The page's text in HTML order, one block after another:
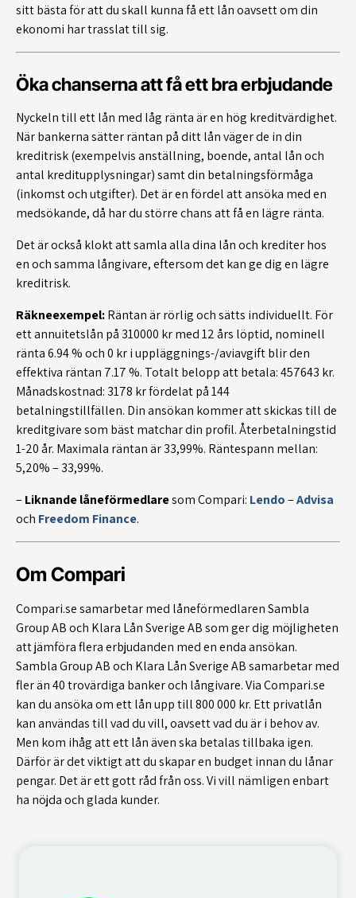
sitt bästa för att du skall kunna få ett lån oavsett om din
ekonomi har trasslat till sig.
Öka chanserna att få ett bra erbjudande
Nyckeln till ett lån med låg ränta är en hög kreditvärdighet.
När bankerna sätter räntan på ditt lån väger de in din
kreditrisk (exempelvis anställning, boende, antal lån och
antal kreditupplysningar) samt din betalningsförmåga
(inkomst och utgifter). Det är en fördel att ansöka med en
medsökande, då har du större chans att få en lägre ränta.
Det är också klokt att samla alla dina lån och krediter hos
en och samma långivare, eftersom det kan ge dig en lägre
kreditrisk.
Räkneexempel:Räntan är rörlig och sätts individuellt. För
ett annuitetslån på 310000 kr med 12 års löptid, nominell
ränta 6.94 % och 0 kr i uppläggnings-/aviavgift blir den
effektiva räntan 7.17 %. Totalt belopp att betala: 457643 kr.
Månadskostnad: 3178 kr fördelat på 144
betalningstillfällen. Din ansökan kommer att skickas till de
kreditgivare som bäst matchar din profil. Återbetalningstid
1-20 år. Maximala räntan är 33,99%. Räntespann mellan:
5,20% – 33,99%.
– Liknande låneförmedlaresom Compari: Lendo–Advisa
och Freedom Finance.
Om Compari
Compari.se samarbetar med låneförmedlaren Sambla
Group AB och Klara Lån Sverige AB som ger dig möjligheten
att jämföra flera erbjudanden med en enda ansökan.
Sambla Group AB och Klara Lån Sverige AB samarbetar med
fler än 40 trovärdiga banker och långivare. Via Compari.se
kan du ansöka om ett lån upp till 800 000 kr. Ett privatlån
kan användas till vad du vill, oavsett vad du är i behov av.
Men kom ihåg att ett lån även ska betalas tillbaka igen.
Därför är det viktigt att du skapar en budget innan du lånar
pengar. Det är ett gott råd från oss. Vi vill nämligen enbart
ha nöjda och glada kunder.